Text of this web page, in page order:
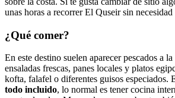
unas horas a recorrer El Quseir sin
¿Qué comer?
En este destino suelen aparecer pescados a
ensaladas frescas, panes locales y platos
kofta, falafel o diferentes guisos especiados.
todo incluido, lo normal es tener cocina